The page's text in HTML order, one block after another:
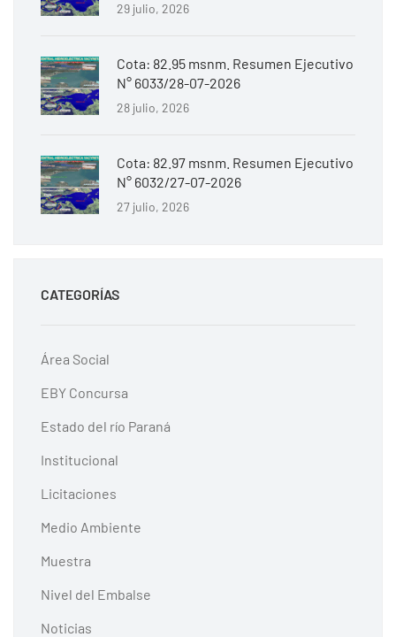
29 julio, 2026
Cota: 82.95 msnm. Resumen Ejecutivo
N° 6033/28-07-2026
28 julio, 2026
Cota: 82.97 msnm. Resumen Ejecutivo
N° 6032/27-07-2026
27 julio, 2026
CATEGORÍAS
Área Social
EBY Concursa
Estado del río Paraná
Institucional
Licitaciones
Medio Ambiente
Muestra
Nivel del Embalse
Noticias